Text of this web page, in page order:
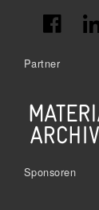
Partner
Sponsoren